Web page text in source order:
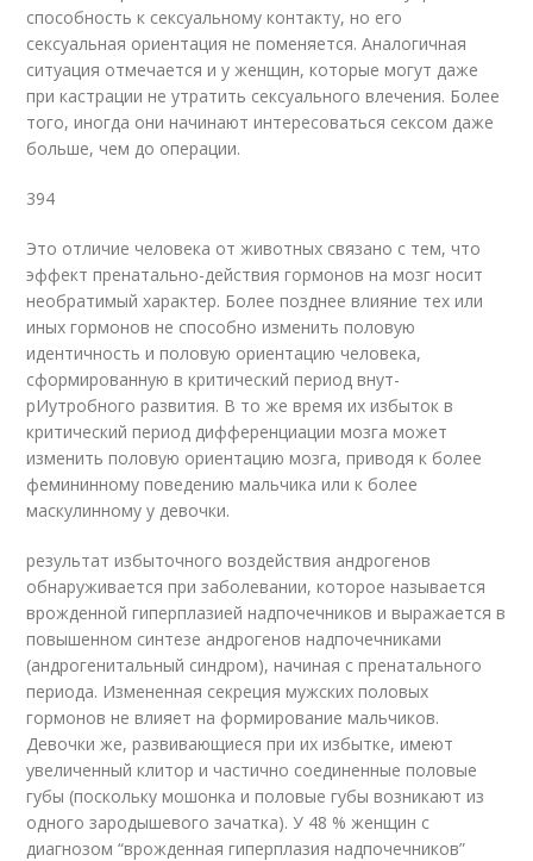
способность к сексуальному контакту, но его
сексуальная ориентация не поменяется. Аналогичная
ситуация отмечается и у женщин, которые могут даже
при кастрации не утратить сексуального влечения. Более
того, иногда они начинают интересоваться сексом даже
больше, чем до операции.
394
Это отличие человека от животных связано с тем, что
эффект пренатально-действия гормонов на мозг носит
необратимый характер. Более позднее вли­яние тех или
иных гормонов не способно изменить половую
идентичность и половую ориентацию человека,
сформированную в критический период внут-
рИутробного развития. В то же время их избыток в
критический период диф­ференциации мозга может
изменить половую ориентацию мозга, приводя к бо­лее
фемининному поведению мальчика или к более
маскулинному у девочки.
результат избыточного воздействия андрогенов
обнаруживается при забо­левании, которое называется
врожденной гиперплазией надпочечников и выража­ется в
повышенном синтезе андрогенов надпочечниками
(андрогенитальный синдром), начиная с пренатального
периода. Измененная секреция мужских половых
гормонов не влияет на формирование мальчиков.
Девочки же, разви­вающиеся при их избытке, имеют
увеличенный клитор и частично соединен­ные половые
губы (поскольку мошонка и половые губы возникают из
одного зародышевого зачатка). У 48 % женщин с
диагнозом “врожденная гиперпла­зия надпочечников”